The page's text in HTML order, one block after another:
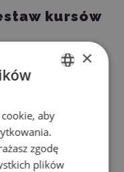
kursów
z nich – “Ploter
na 6
kroki w
“Dbanie o sprzęt”,
każdym z nich
jak wykonać
POLISH
×
aby
zgodę
plików